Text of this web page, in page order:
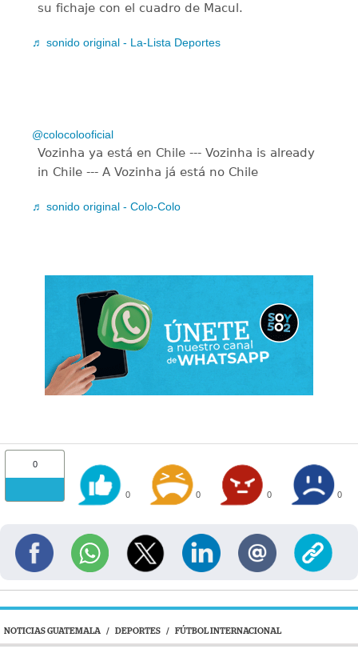
su fichaje con el cuadro de Macul.
♬ sonido original - La-Lista Deportes
@colocolooficial
Vozinha ya está en Chile --- Vozinha is already
in Chile --- A Vozinha já está no Chile
♬ sonido original - Colo-Colo
0
0 0 0 0
NOTICIAS GUATEMALA / DEPORTES / FÚTBOL INTERNACIONAL